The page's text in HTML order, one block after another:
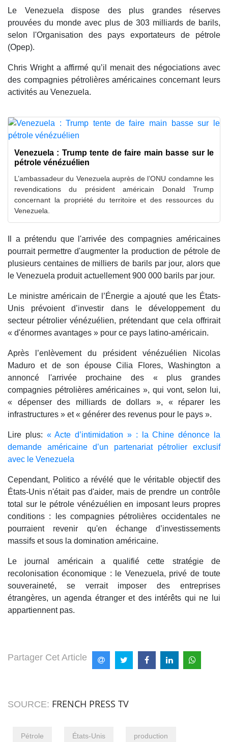
Le Venezuela dispose des plus grandes réserves
prouvées du monde avec plus de 303 milliards de barils,
selon l'Organisation des pays exportateurs de pétrole
(Opep).
Chris Wright a affirmé qu’il menait des négociations avec
des compagnies pétrolières américaines concernant leurs
activités au Venezuela.
Venezuela : Trump tente de faire main basse sur le
pétrole vénézuélien
L’ambassadeur du Venezuela auprès de l’ONU condamne les
revendications du président américain Donald Trump
concernant la propriété du territoire et des ressources du
Venezuela.
Il a prétendu que l'arrivée des compagnies américaines
pourrait permettre d'augmenter la production de pétrole de
plusieurs centaines de milliers de barils par jour, alors que
le Venezuela produit actuellement 900 000 barils par jour.
Le ministre américain de l’Énergie a ajouté que les États-
Unis prévoient d’investir dans le développement du
secteur pétrolier vénézuélien, prétendant que cela offrirait
« d'énormes avantages » pour ce pays latino-américain.
Après l’enlèvement du président vénézuélien Nicolas
Maduro et de son épouse Cilia Flores, Washington a
annoncé l'arrivée prochaine des « plus grandes
compagnies pétrolières américaines », qui vont, selon lui,
« dépenser des milliards de dollars », « réparer les
infrastructures » et « générer des revenus pour le pays ».
Lire plus: « Acte d’intimidation » : la Chine dénonce la
demande américaine d’un partenariat pétrolier exclusif
avec le Venezuela
Cependant, Politico a révélé que le véritable objectif des
États-Unis n'était pas d'aider, mais de prendre un contrôle
total sur le pétrole vénézuélien en imposant leurs propres
conditions : les compagnies pétrolières occidentales ne
pourraient revenir qu'en échange d’investissements
massifs et sous la domination américaine.
Le journal américain a qualifié cette stratégie de
recolonisation économique : le Venezuela, privé de toute
souveraineté, se verrait imposer des entreprises
étrangères, un agenda étranger et des intérêts qui ne lui
appartiennent pas.
Partager Cet Article
SOURCE: FRENCH PRESS TV
Pétrole États-Unis production